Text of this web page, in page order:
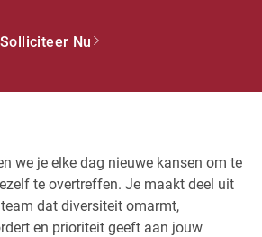
Solliciteer Nu
we je elke dag nieuwe kansen om te
te overtreffen. Je maakt deel uit
dat diversiteit omarmt,
en prioriteit geeft aan jouw